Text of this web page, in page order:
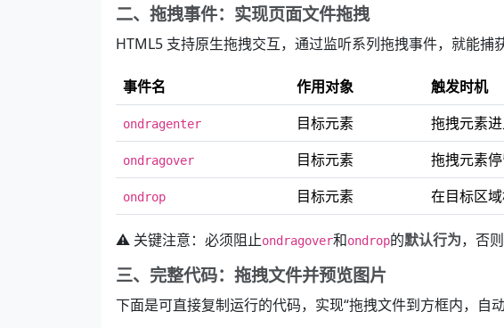
二、拖拽事件：实现页面文件拖拽
HTML5 支持原生拖拽交互，通过监听系列拖拽事件，就能捕
事件名 作用对象 触发时机
ondragenter 目标元素 拖拽元素
ondragover 目标元素 拖拽元素
ondrop 目标元素 在目标区
⚠️ 关键注意：必须阻止ondragover和ondrop的默认行为，否
三、完整代码：拖拽文件并预览图片
下面是可直接复制运行的代码，实现“拖拽文件到方框内，自